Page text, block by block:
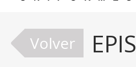
Volver EPIS